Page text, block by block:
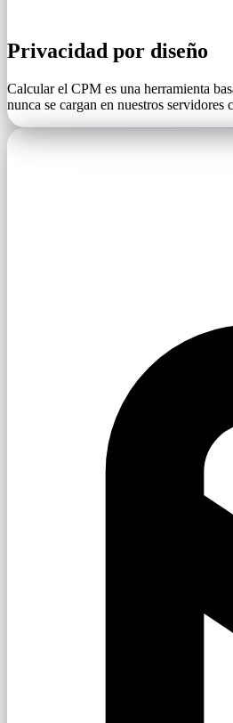
Privacidad por diseño
Calcular el CPM es una herramienta
nunca se cargan en nuestros